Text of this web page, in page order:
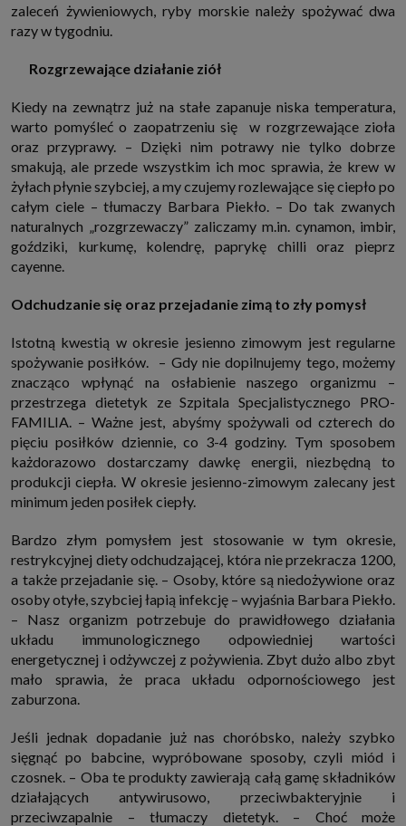
zaleceń żywieniowych, ryby morskie należy spożywać dwa
razy w tygodniu.
Rozgrzewające działanie ziół
Kiedy na zewnątrz już na stałe zapanuje niska temperatura,
warto pomyśleć o zaopatrzeniu się w rozgrzewające zioła
oraz przyprawy. – Dzięki nim potrawy nie tylko dobrze
smakują, ale przede wszystkim ich moc sprawia, że krew w
żyłach płynie szybciej, a my czujemy rozlewające się ciepło po
całym ciele – tłumaczy Barbara Piekło. – Do tak zwanych
naturalnych „rozgrzewaczy” zaliczamy m.in. cynamon, imbir,
goździki, kurkumę, kolendrę, paprykę chilli oraz pieprz
cayenne.
Odchudzanie się oraz przejadanie zimą to zły pomysł
Istotną kwestią w okresie jesienno zimowym jest regularne
spożywanie posiłków. – Gdy nie dopilnujemy tego, możemy
znacząco wpłynąć na osłabienie naszego organizmu –
przestrzega dietetyk ze Szpitala Specjalistycznego PRO-
FAMILIA. – Ważne jest, abyśmy spożywali od czterech do
pięciu posiłków dziennie, co 3-4 godziny. Tym sposobem
każdorazowo dostarczamy dawkę energii, niezbędną to
produkcji ciepła. W okresie jesienno-zimowym zalecany jest
minimum jeden posiłek ciepły.
Bardzo złym pomysłem jest stosowanie w tym okresie,
restrykcyjnej diety odchudzającej, która nie przekracza 1200,
a także przejadanie się. – Osoby, które są niedożywione oraz
osoby otyłe, szybciej łapią infekcję – wyjaśnia Barbara Piekło.
– Nasz organizm potrzebuje do prawidłowego działania
układu immunologicznego odpowiedniej wartości
energetycznej i odżywczej z pożywienia. Zbyt dużo albo zbyt
mało sprawia, że praca układu odpornościowego jest
zaburzona.
Jeśli jednak dopadanie już nas choróbsko, należy szybko
sięgnąć po babcine, wypróbowane sposoby, czyli miód i
czosnek. – Oba te produkty zawierają całą gamę składników
działających antywirusowo, przeciwbakteryjnie i
przeciwzapalnie – tłumaczy dietetyk. – Choć może